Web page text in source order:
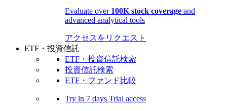
Evaluate over 100K stock coverage and
advanced analytical tools
アクセスをリクエスト
ETF・投資信託
ETF・投資信託検索
投資信託検索
ETF・ファンド比較
Try in 7 days Trial access